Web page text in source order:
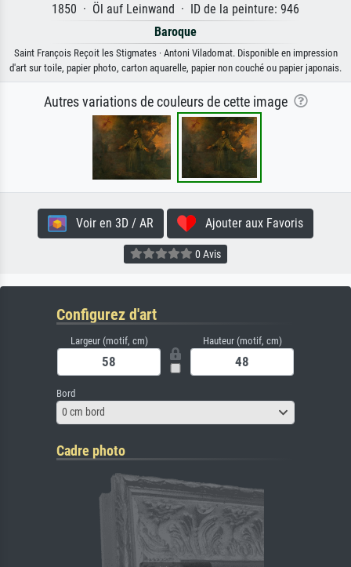
1850 · Öl auf Leinwand · ID de la peinture: 946
Baroque
Saint François Reçoit les Stigmates · Antoni Viladomat. Disponible en impression
d'art sur toile, papier photo, carton aquarelle, papier non couché ou papier japonais.
Autres variations de couleurs de cette image
Voir en 3D / AR Ajouter aux Favoris
0 Avis
Configurez d'art
Largeur (motif, cm) Hauteur (motif, cm)
Bord
0 cm bord
Cadre photo